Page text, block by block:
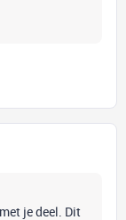
je deel. Dit